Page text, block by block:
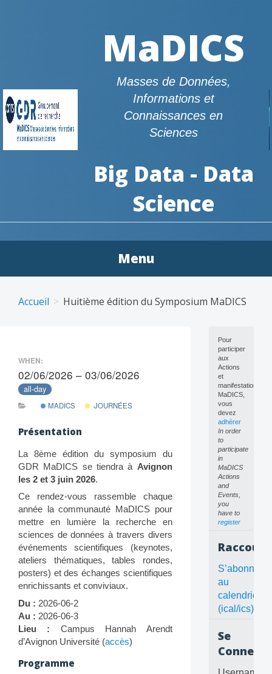
MaDICS
Masses de Données,
Informations et
Connaissances en
Sciences
Big Data - Data
Science
Menu
content
Accueil Huitième édition du Symposium MaDICS
WHEN:
02/06/2026 – 03/06/2026
all-day
MADICS ·JOURNÉES
Présentation
La 8ème édition du symposium du
GDR MaDICS se tiendra à Avignon
les 2 et 3 juin 2026.
Ce rendez-vous rassemble chaque
année la communauté MaDICS pour
mettre en lumière la recherche en
sciences de données à travers divers
événements scientifiques (keynotes,
ateliers thématiques, tables rondes,
posters) et des échanges scientifiques
enrichissants et conviviaux.
Du : 2026-06-2
Au : 2026-06-3
Lieu : Campus Hannah Arendt
d’Avignon Université (accès)
Programme
Pour
participer
aux
Actions
et
manifestations
MaDICS,
vous
devez
adhérer
In order
to
participate
in
MaDICS
Actions
and
Events,
you
have to
register
S’abonner
au
calendrier
(ical/ics)
Se